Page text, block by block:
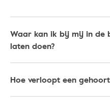
Waar kan ik bij mij in de
laten doen?
Hoe verloopt een